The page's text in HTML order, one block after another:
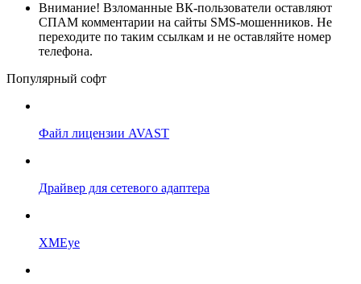
Внимание! Взломанные ВК-пользователи оставляют
СПАМ комментарии на сайты SMS-мошенников. Не
переходите по таким ссылкам и не оставляйте номер
телефона.
Популярный софт
Файл лицензии AVAST
Драйвер для сетевого адаптера
XMEye